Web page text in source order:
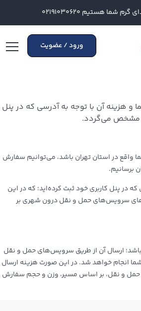
شما هستیم ۰۲۱۹۱۰۳۰۶۲۰
ورود / عضویت
و هزینه آن با توجه به آدرسی که در پنل
مشخص می‌گردد.
در استان تهران باشد، می‌توانیم سفارش
برسانیم.
در پنل کاربری خود ثبت کرده‌اید؛ که در این
سرویس‌های حمل و نقل درون شهری بر
باشد؛ ارسال آن از طریق سرویس‌های حمل و نقل
انجام خواهد شد. در این صورت هزینه ارسال
و نقل، بر اساس مسیر، وزن و حجم سفارش